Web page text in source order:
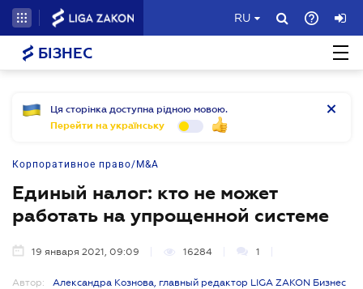
RU
БІЗНЕС
Ця сторінка доступна рідною мовою.
Перейти на українську
Корпоративное право/M&A
Единый налог: кто не может
работать на упрощенной системе
19 января 2021, 09:09 16284 1
Автор: Александра Кознова, главный редактор LIGA ZAKON Бизнес